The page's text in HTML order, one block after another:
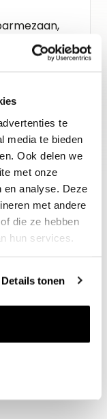
te
media te bieden
Ook delen we
met onze
en analyse. Deze
met andere
die ze hebben
hun services.
Details tonen
of rosbief